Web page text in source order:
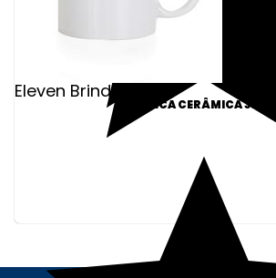
Eleven Brindes
CANECA CERÂMICA 330ML